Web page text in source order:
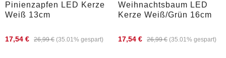
Pinienzapfen LED Kerze
Weiß 13cm
17,54 € 26,99 € (35.01% gespart)
Weihnachtsbaum LED
Kerze Weiß/Grün 16cm
17,54 € 26,99 € (35.01% gespart)